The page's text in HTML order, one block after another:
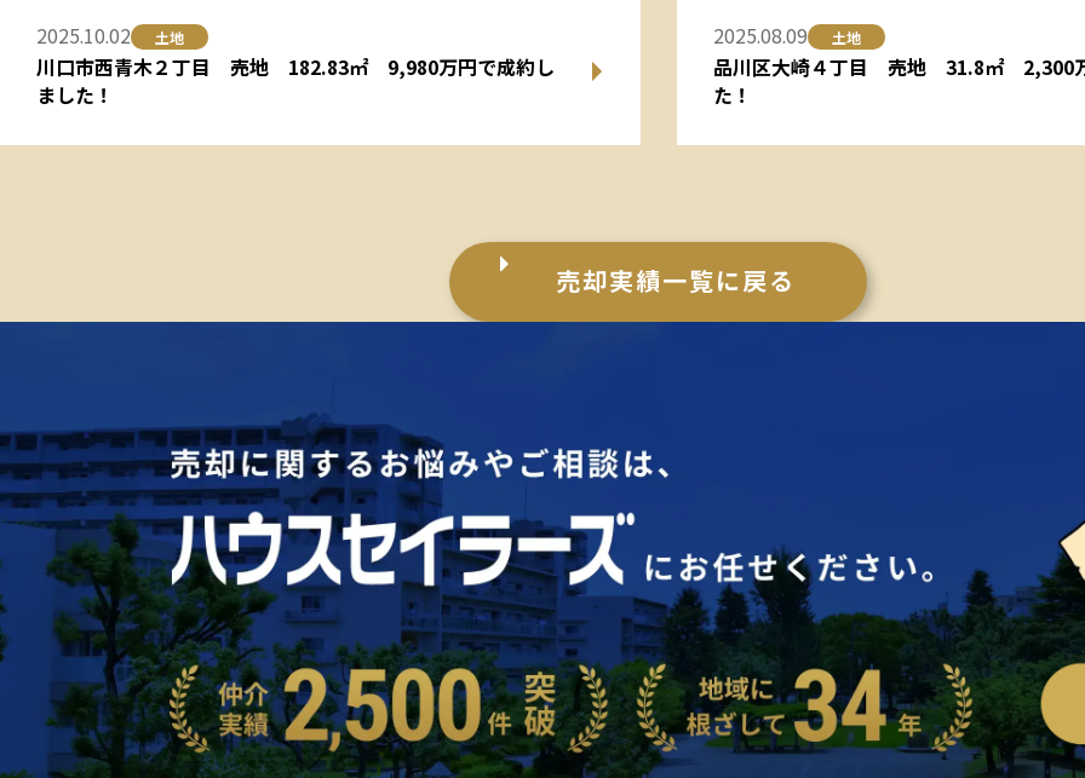
川口市西青木２丁目 売地 182.83㎡ 9,980万円で成約し
ました！
2025.10.02 土地
品川区大崎４丁目 売地 31.8㎡ 2,300
た！
2025.08.09 土地
売却実績一覧に戻る